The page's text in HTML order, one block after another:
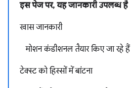
इस पेज पर, यह जानकारी उपलब्ध है
खास जानकारी
मोशन कंडीशनल तैयार किए जा रहे हैं
टेक्स्ट को हिस्सों में बांटना